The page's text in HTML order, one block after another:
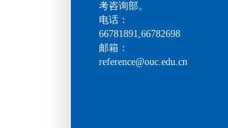
考咨询部。
电话：
66781891,66782698
邮箱：
reference@ouc.edu.cn